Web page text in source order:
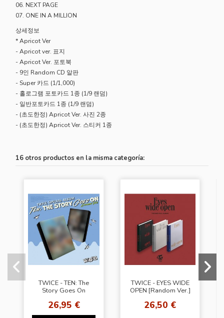
06. NEXT PAGE
07. ONE IN A MILLION
상세정보
* Apricot Ver
- Apricot ver. 표지
- Apricot Ver. 포토북
- 9인 Random CD 알판
- Super 카드 (1/1,000)
- 홀로그램 포토카드 1종 (1/9 랜덤)
- 일반포토카드 1종 (1/9 랜덤)
- (초도한정) Apricot Ver. 사진 2종
- (초도한정) Apricot Ver. 스티커 1종
16 otros productos en la misma categoría:
TWICE - TEN: The
Story Goes On
Random Cover]
26,95 €
TWICE - EYES WIDE
OPEN [Random Ver.]
26,50 €